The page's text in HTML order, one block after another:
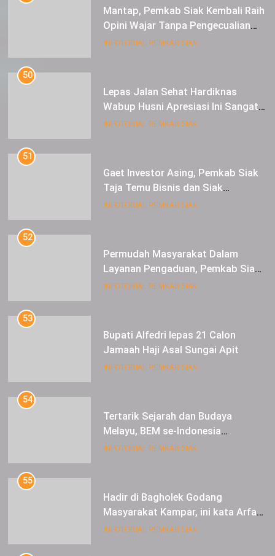
Mantap, Pemkab Siak Kembali Raih
Opini Wajar Tanpa Pengecualian
ke-13 Dari BPK RI.
INFOTORIAL PEMKAB SIAK
50
Lepas Jalan Sehat Hardiknas
Wabup Husni Apresiasi Ini Sangat
Luar Biasa
INFOTORIAL PEMKAB SIAK
51
Gaet Investor Asing, Pemkab Siak
Taja Temu Bisnis dan Siak
Expoversary 2024
INFOTORIAL PEMKAB SIAK
52
Permudah Masyarakat Dalam
Layanan Pengaduan, Pemkab Siak
Luncurkan Aplikasi SIP PUAN
INFOTORIAL PEMKAB SIAK
53
Bupati Alfedri lepas 21 Calon
Jamaah Haji Asal Sungai Apit
INFOTORIAL PEMKAB SIAK
54
Tertarik Sejarah dan Budaya
Melayu, BEM se-Indonesia
Berkunjung ke Kabupaten Siak
INFOTORIAL PEMKAB SIAK
55
Hadir di Bagholek Godang
Masyarakat Kampar, ini kata Arfan
Usman
INFOTORIAL PEMKAB SIAK